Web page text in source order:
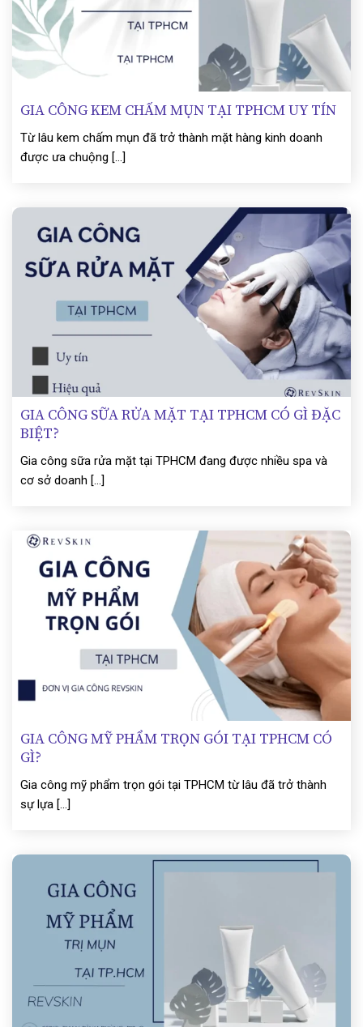
GIA CÔNG KEM CHẤM MỤN TẠI TPHCM UY TÍN
Từ lâu kem chấm mụn đã trở thành mặt hàng kinh doanh
được ưa chuộng [...]
GIA CÔNG SỮA RỬA MẶT TẠI TPHCM CÓ GÌ ĐẶC
BIỆT?
Gia công sữa rửa mặt tại TPHCM đang được nhiều spa và
cơ sở doanh [...]
GIA CÔNG MỸ PHẨM TRỌN GÓI TẠI TPHCM CÓ
GÌ?
Gia công mỹ phẩm trọn gói tại TPHCM từ lâu đã trở thành
sự lựa [...]